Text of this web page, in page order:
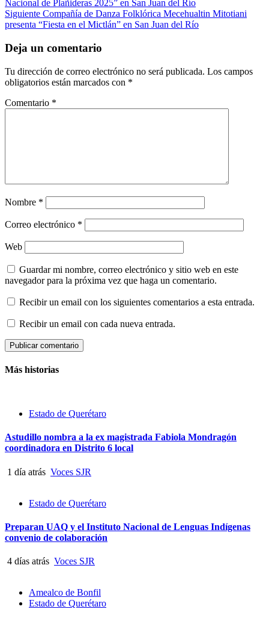
Nacional de Plañideras 2025” en San Juan del Río
Siguiente Compañía de Danza Folklórica Mecehualtin Mitotiani
presenta “Fiesta en el Mictlán” en San Juan del Río
Deja un comentario
Tu dirección de correo electrónico no será publicada. Los campos
obligatorios están marcados con *
Comentario *
Nombre *
Correo electrónico *
Web
Guardar mi nombre, correo electrónico y sitio web en este
navegador para la próxima vez que haga un comentario.
Recibir un email con los siguientes comentarios a esta entrada.
Recibir un email con cada nueva entrada.
Más historias
Estado de Querétaro
Astudillo nombra a la ex magistrada Fabiola Mondragón
coordinadora en Distrito 6 local
1 día atrás Voces SJR
Estado de Querétaro
Preparan UAQ y el Instituto Nacional de Lenguas Indígenas
convenio de colaboración
4 días atrás Voces SJR
Amealco de Bonfil
Estado de Querétaro